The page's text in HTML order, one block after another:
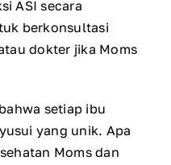
ASI secara
berkonsultasi
dokter jika Moms
setiap ibu
yang unik. Apa
Moms dan